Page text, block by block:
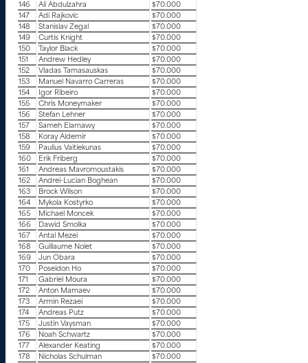
146
Ali Abdulzahra
$70.000
147
Adi Rajkovic
$70.000
148
Stanislav Zegal
$70.000
149
Curtis Knight
$70.000
150
Taylor Black
$70.000
151
Andrew Hedley
$70.000
152
Vladas Tamasauskas
$70.000
153
Manuel Navarro Carreras
$70.000
154
Igor Ribeiro
$70.000
155
Chris Moneymaker
$70.000
156
Stefan Lehner
$70.000
157
Sameh Elamawy
$70.000
158
Koray Aldemir
$70.000
159
Paulius Vaitiekunas
$70.000
160
Erik Friberg
$70.000
161
Andreas Mavromoustakis
$70.000
162
Andrei-Lucian Boghean
$70.000
163
Brock Wilson
$70.000
164
Mykola Kostyrko
$70.000
165
Michael Moncek
$70.000
166
Dawid Smolka
$70.000
167
Antal Mezei
$70.000
168
Guillaume Nolet
$70.000
169
Jun Obara
$70.000
170
Poseidon Ho
$70.000
171
Gabriel Moura
$70.000
172
Anton Mamaev
$70.000
173
Armin Rezaei
$70.000
174
Andreas Putz
$70.000
175
Justin Vaysman
$70.000
176
Noah Schwartz
$70.000
177
Alexander Keating
$70.000
178
Nicholas Schulman
$70.000